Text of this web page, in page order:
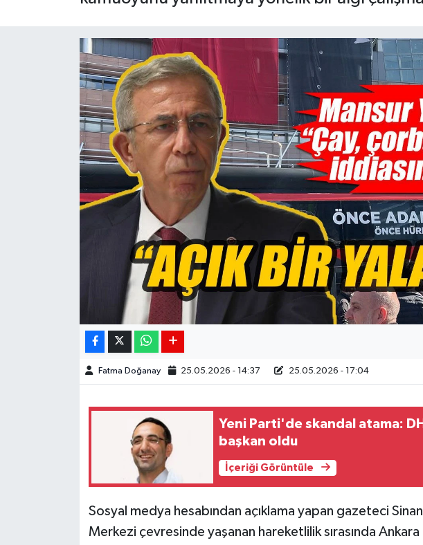
Fatma Doğanay 25.05.2026 - 14:37 25.05.2026 - 17:04
Yeni Parti'de skandal atama:
başkan oldu
İçeriği Görüntüle
Sosyal medya hesabından açıklama yapan gazeteci
Merkezi çevresinde yaşanan hareketlilik sırasında
Teknoloji